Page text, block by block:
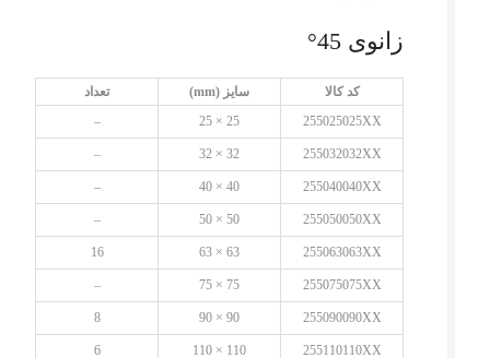
زانوی 45°
کد کالا سایز (mm)
تعداد
255025025XX
25 × 25
–
255032032XX
32 × 32
–
255040040XX
40 × 40
–
255050050XX
50 × 50
–
255063063XX
63 × 63
16
255075075XX
75 × 75
–
255090090XX
90 × 90
8
255110110XX
110 × 110
6